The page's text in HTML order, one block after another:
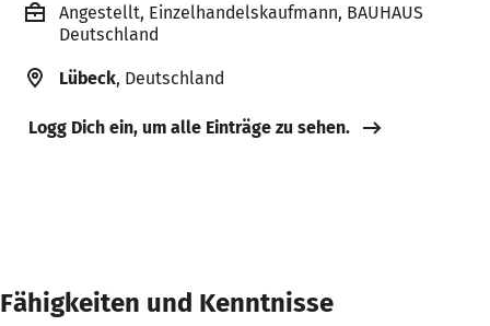
Angestellt, Einzelhandelskaufmann, BAUHAUS
Deutschland
Lübeck, Deutschland
Logg Dich ein, um alle Einträge zu sehen.
Fähigkeiten und Kenntnisse